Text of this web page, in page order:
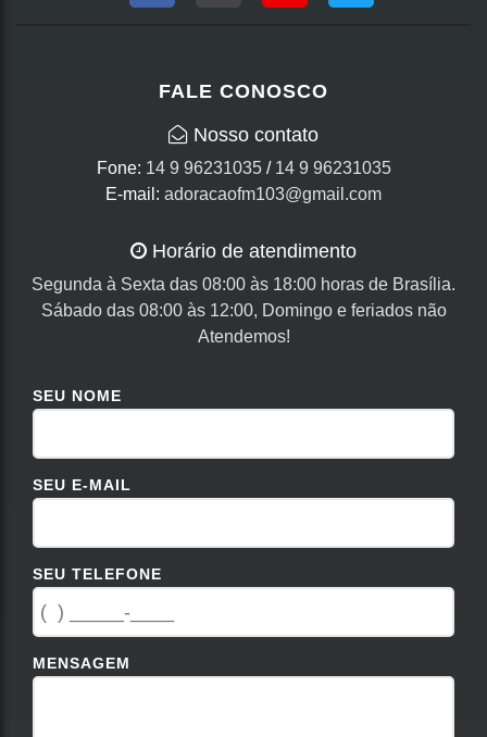
FALE CONOSCO
Nosso contato
Fone: 14 9 96231035/ 14 9 96231035
E-mail: adoracaofm103@gmail.com
Horário de atendimento
Segunda à Sexta das 08:00 às 18:00 horas de Brasília.
Sábado das 08:00 às 12:00, Domingo e feriados não
Atendemos!
SEU NOME
SEU E-MAIL
SEU TELEFONE
MENSAGEM